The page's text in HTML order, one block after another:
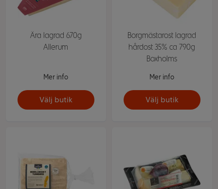
Ära lagrad 670g
Allerum
Mer info
Välj butik
Borgmästarost lagrad
hårdost 35% ca 790g
Boxholms
Mer info
Välj butik